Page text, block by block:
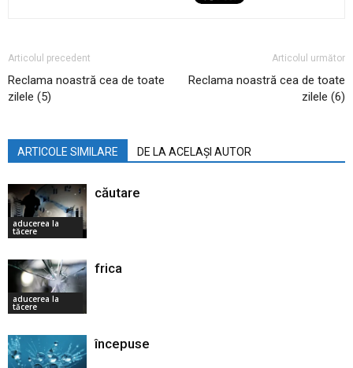
Articolul precedent
Reclama noastră cea de toate
zilele (5)
Articolul următor
Reclama noastră cea de toate
zilele (6)
ARTICOLE SIMILARE DE LA ACELAȘI AUTOR
aducerea la
tăcere
căutare
aducerea la
tăcere
frica
începuse